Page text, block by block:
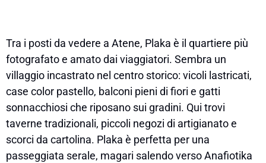
Tra i posti da vedere a Atene, Plaka è il quartiere più
fotografato e amato dai viaggiatori. Sembra un
villaggio incastrato nel centro storico: vicoli lastricati,
case color pastello, balconi pieni di fiori e gatti
sonnacchiosi che riposano sui gradini. Qui trovi
taverne tradizionali, piccoli negozi di artigianato e
scorci da cartolina. Plaka è perfetta per una
passeggiata serale, magari salendo verso Anafiotika